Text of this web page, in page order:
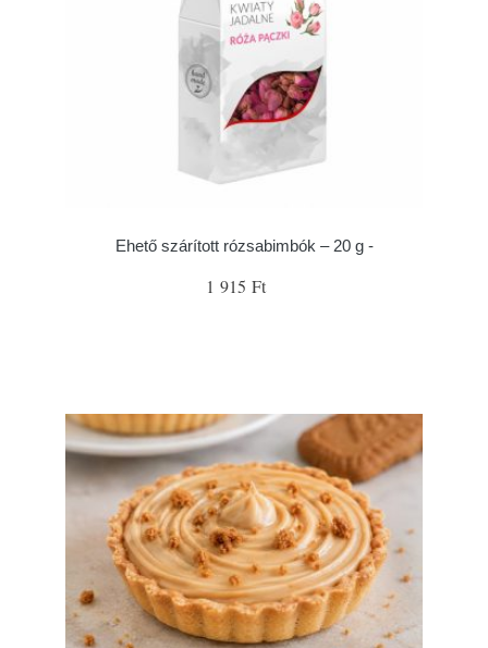
Ehető szárított rózsabimbók – 20 g -
1 915 Ft